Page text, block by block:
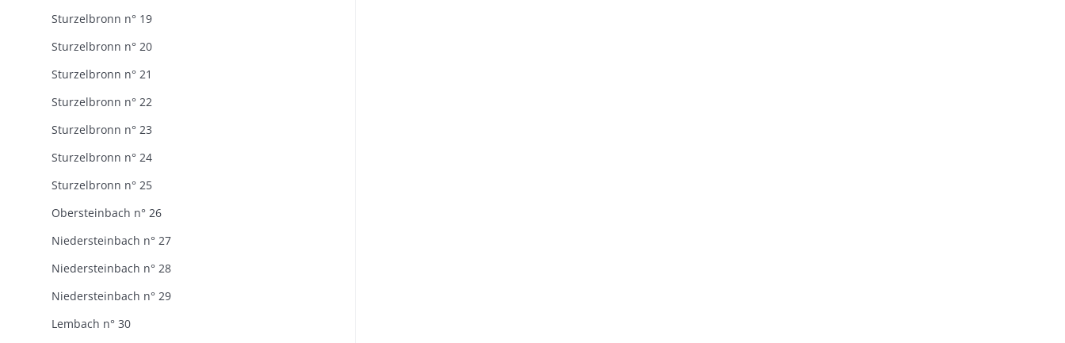
Sturzelbronn n° 19
Sturzelbronn n° 20
Sturzelbronn n° 21
Sturzelbronn n° 22
Sturzelbronn n° 23
Sturzelbronn n° 24
Sturzelbronn n° 25
Obersteinbach n° 26
Niedersteinbach n° 27
Niedersteinbach n° 28
Niedersteinbach n° 29
Lembach n° 30